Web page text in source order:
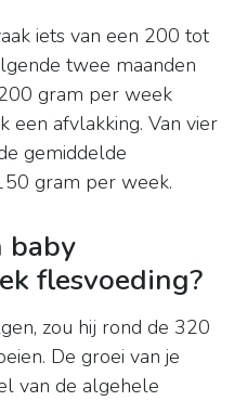
iets van een 200 tot
twee maanden
gram per week
een afvlakking. Van vier
gemiddelde
gram per week.
baby
flesvoeding?
zou hij rond de 320
De groei van je
van de algehele